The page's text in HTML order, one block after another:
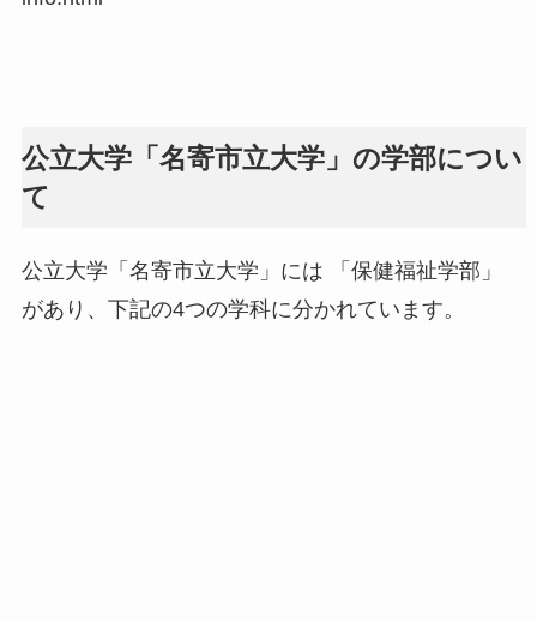
公立大学「名寄市立大学」の学部につい
て
公立大学「名寄市立大学」には 「保健福祉学部」
があり、下記の4つの学科に分かれています。